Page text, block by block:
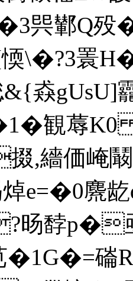
巺鄻Q殁
愞\�?3
猋gUsU]
観蓐
,繬価崦
焯e=�0麍
旸馞p�
�1G�=